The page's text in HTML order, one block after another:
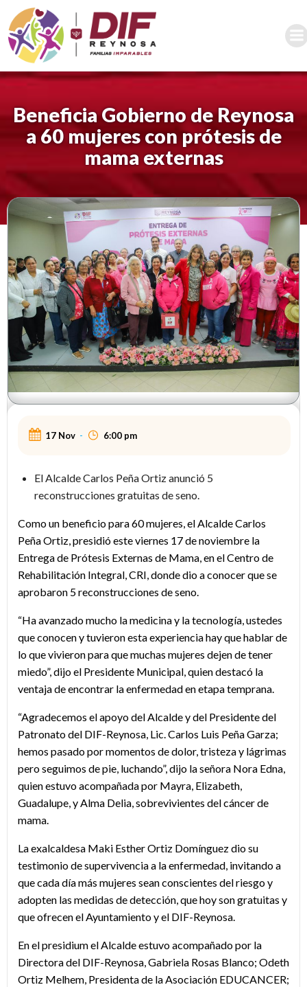
al
contenido
Beneficia Gobierno de Reynosa
a 60 mujeres con prótesis de
mama externas
17 Nov - 6:00 pm
El Alcalde Carlos Peña Ortiz anunció 5
reconstrucciones gratuitas de seno.
Como un beneficio para 60 mujeres, el Alcalde Carlos
Peña Ortiz, presidió este viernes 17 de noviembre la
Entrega de Prótesis Externas de Mama, en el Centro de
Rehabilitación Integral, CRI, donde dio a conocer que se
aprobaron 5 reconstrucciones de seno.
“Ha avanzado mucho la medicina y la tecnología, ustedes
que conocen y tuvieron esta experiencia hay que hablar de
lo que vivieron para que muchas mujeres dejen de tener
miedo”, dijo el Presidente Municipal, quien destacó la
ventaja de encontrar la enfermedad en etapa temprana.
“Agradecemos el apoyo del Alcalde y del Presidente del
Patronato del DIF-Reynosa, Lic. Carlos Luis Peña Garza;
hemos pasado por momentos de dolor, tristeza y lágrimas
pero seguimos de pie, luchando”, dijo la señora Nora Edna,
quien estuvo acompañada por Mayra, Elizabeth,
Guadalupe, y Alma Delia, sobrevivientes del cáncer de
mama.
La exalcaldesa Maki Esther Ortiz Domínguez dio su
testimonio de supervivencia a la enfermedad, invitando a
que cada día más mujeres sean conscientes del riesgo y
adopten las medidas de detección, que hoy son gratuitas y
que ofrecen el Ayuntamiento y el DIF-Reynosa.
En el presidium el Alcalde estuvo acompañado por la
Directora del DIF-Reynosa, Gabriela Rosas Blanco; Odeth
Ortiz Melhem, Presidenta de la Asociación EDUCANCER;